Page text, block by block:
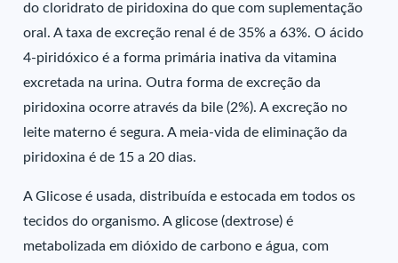
do cloridrato de piridoxina do que com suplementação
oral. A taxa de excreção renal é de 35% a 63%. O ácido
4-piridóxico é a forma primária inativa da vitamina
excretada na urina. Outra forma de excreção da
piridoxina ocorre através da bile (2%). A excreção no
leite materno é segura. A meia-vida de eliminação da
piridoxina é de 15 a 20 dias.
A Glicose é usada, distribuída e estocada em todos os
tecidos do organismo. A glicose (dextrose) é
metabolizada em dióxido de carbono e água, com